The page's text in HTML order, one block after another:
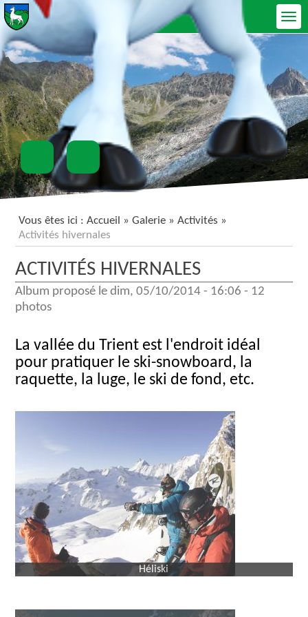
Ouvrir le menu
Vous êtes ici :Accueil »Galerie »Activités »
Activités hivernales
ACTIVITÉS HIVERNALES
Album proposé ledim, 05/10/2014 - 16:06 - 12
photos
La vallée du Trient est l'endroit idéal
pour pratiquer le ski-snowboard, la
raquette, la luge, le ski de fond, etc.
Héliski